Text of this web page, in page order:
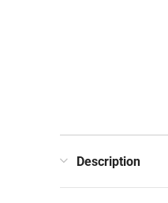
Description